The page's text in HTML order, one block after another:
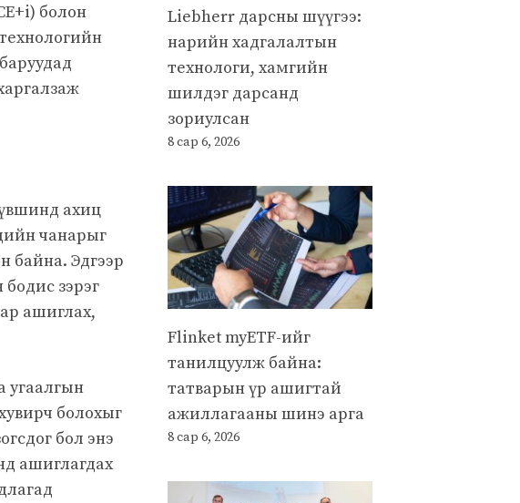
болон
ахиц
чанарыг
байна. Эдгээр
зэрэг
ашиглах,
угаалгын
болохыг
бол энэ
ашиглагдах
Liebherr дарсны шүүгээ:
нарийн хадгалалтын
технологи, хамгийн
шилдэг дарсанд
зориулсан
8 сар 6, 2026
Flinket myETF-ийг
танилцуулж байна:
татварын үр ашигтай
ажиллагааны шинэ арга
8 сар 6, 2026